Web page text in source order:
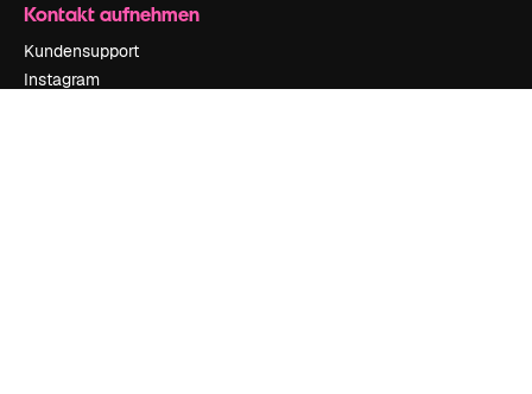
Kontakt aufnehmen
Kundensupport
Instagram